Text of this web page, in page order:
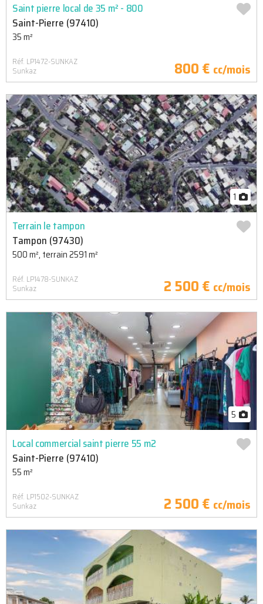
Saint pierre local de 35 m² - 800 
Saint-Pierre (97410)
35 m²
Réf. LP1472-SUNKAZ
Sunkaz 800 € cc/mois
1
Terrain le tampon
Tampon (97430)
500 m², terrain 2591 m²
Réf. LP1478-SUNKAZ
Sunkaz 2 500 € cc/mois
5
Local commercial saint pierre 55 m2
Saint-Pierre (97410)
55 m²
Réf. LP1502-SUNKAZ
Sunkaz 2 500 € cc/mois